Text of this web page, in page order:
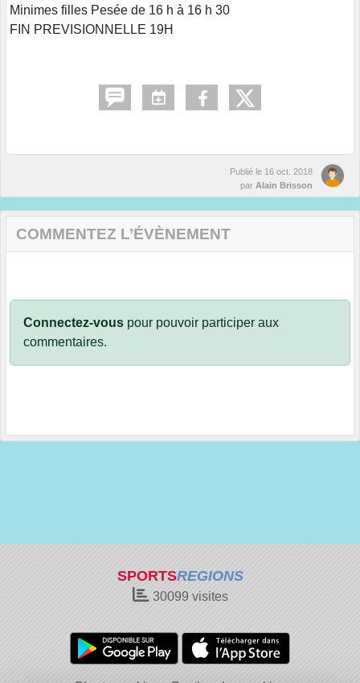
Minimes filles Pesée de 16 h à 16 h 30
FIN PREVISIONNELLE 19H
Publié le 16 oct. 2018
par Alain Brisson
COMMENTEZ L’ÉVÈNEMENT
Connectez-vous pour pouvoir participer aux
commentaires.
SPORTSREGIONS
30099 visites